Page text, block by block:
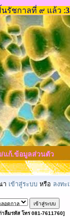
/แก้.ข้อมูลส่วนตัว
า เข้าสู่ระบบ หรือ ลงทะ
าลืมรหัส โทร 081-7611760]